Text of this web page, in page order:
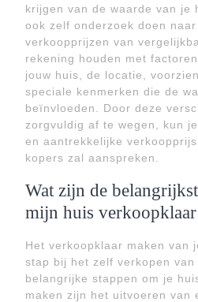
krijgen van de waarde van je
ook zelf onderzoek doen
verkoopprijzen van
rekening houden met
jouw huis, de locatie,
speciale kenmerken die de
beïnvloeden. Door deze
zorgvuldig af te wegen, kun
en aantrekkelijke
kopers zal aanspreken.
Wat zijn de
mijn huis verkoopklaar
Het verkoopklaar maken van
stap bij het zelf verkopen van
belangrijke stappen om je
maken zijn het uitvoeren van